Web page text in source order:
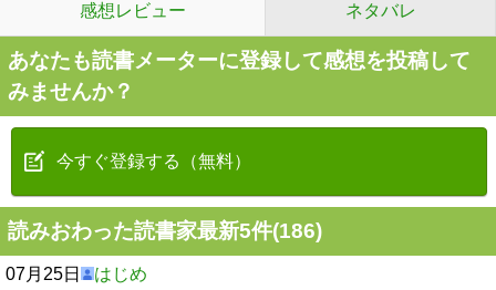
感想レビュー ネタバレ
あなたも読書メーターに登録して感想を投稿して
みませんか？
今すぐ登録する（無料）
読みおわった読書家最新5件(186)
07月25日 はじめ